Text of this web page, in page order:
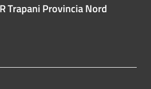
Trapani Provincia Nord